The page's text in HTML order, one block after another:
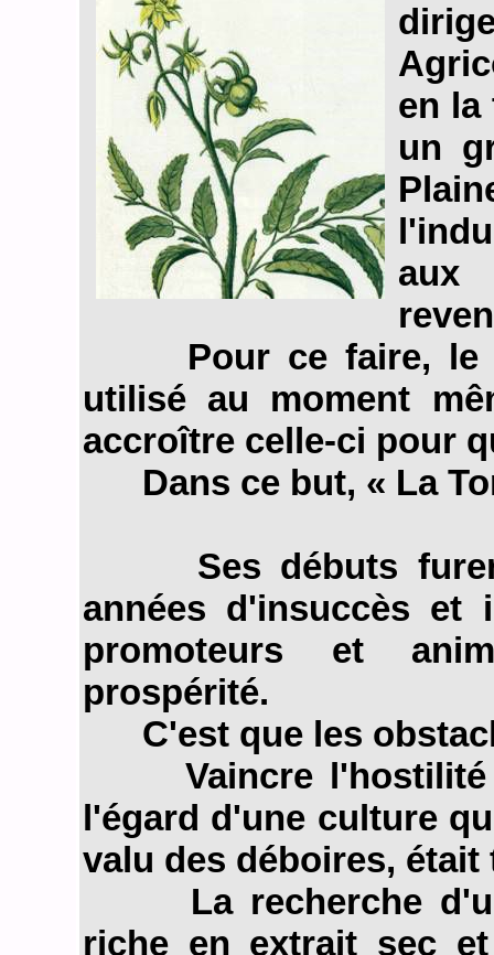
en la
un
aux
Pour ce faire, le
utilisé au moment
accroître celle-ci pour
Dans ce but, « La
Ses débuts furent
années d'insuccès
promoteurs et
prospérité.
C'est que les
Vaincre l'hostilité
l'égard d'une culture
valu des déboires, était
La recherche
riche en extrait sec